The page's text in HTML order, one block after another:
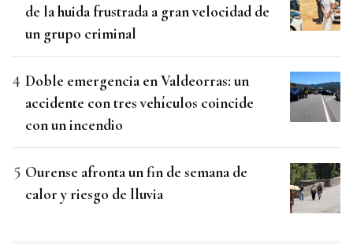
de la huida frustrada a gran velocidad de
un grupo criminal
Doble emergencia en Valdeorras: un
accidente con tres vehículos coincide
con un incendio
Ourense afronta un fin de semana de
calor y riesgo de lluvia